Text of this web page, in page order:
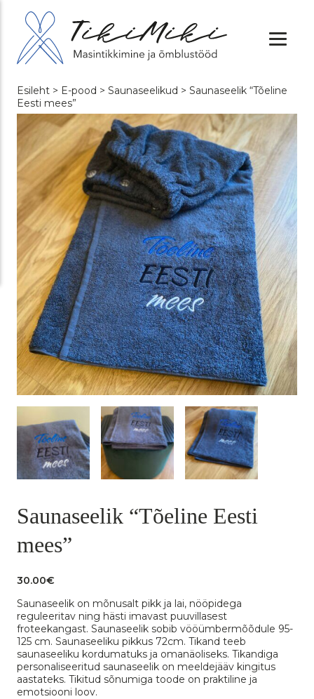
Esileht > E-pood > Saunaseelikud > Saunaseelik “Tõeline
Eesti mees”
Saunaseelik “Tõeline Eesti
mees”
30.00€
Saunaseelik on mõnusalt pikk ja lai, nööpidega
reguleeritav ning hästi imavast puuvillasest
froteekangast. Saunaseelik sobib vööümbermõõdule 95-
125 cm. Saunaseeliku pikkus 72cm. Tikand teeb
saunaseeliku kordumatuks ja omanäoliseks. Tikandiga
personaliseeritud saunaseelik on meeldejääv kingitus
aastateks. Tikitud sõnumiga toode on praktiline ja
emotsiooni loov.